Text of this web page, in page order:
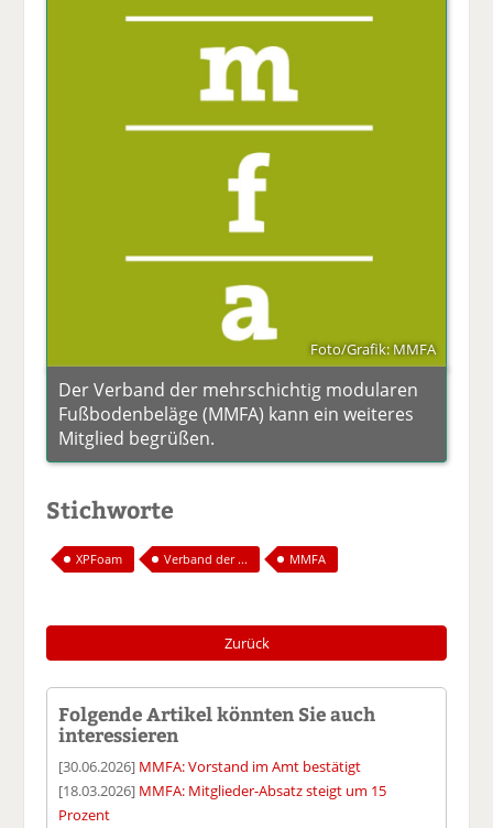
Foto/Grafik: MMFA
Der Verband der mehrschichtig modularen
Fußbodenbeläge (MMFA) kann ein weiteres
Mitglied begrüßen.
Stichworte
XPFoam Verband der ... MMFA
Zurück
Folgende Artikel könnten Sie auch
interessieren
[30.06.2026] MMFA: Vorstand im Amt bestätigt
[18.03.2026] MMFA: Mitglieder-Absatz steigt um 15
Prozent